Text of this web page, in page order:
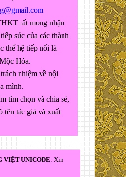
rất mong nhận
sức của các thành
thế hệ tiếp nối là
Hóa.
nhiệm về nội
mình.
tìm chọn và chia sẻ,
tên tác giả và xuất
VIỆT UNICODE: Xin